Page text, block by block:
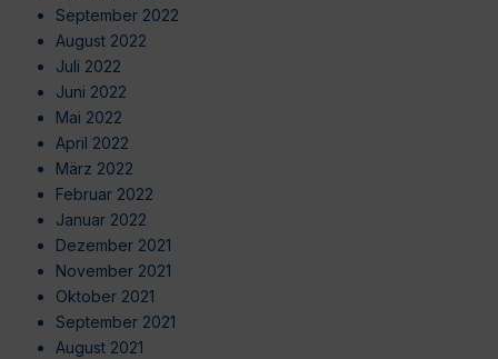
September 2022
August 2022
Juli 2022
Juni 2022
Mai 2022
April 2022
März 2022
Februar 2022
Januar 2022
Dezember 2021
November 2021
Oktober 2021
September 2021
August 2021